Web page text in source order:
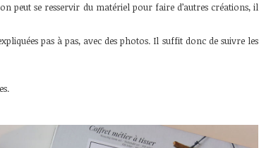
peut se resservir du matériel pour faire d’autres créations, il
pas à pas, avec des photos. Il suffit donc de suivre les